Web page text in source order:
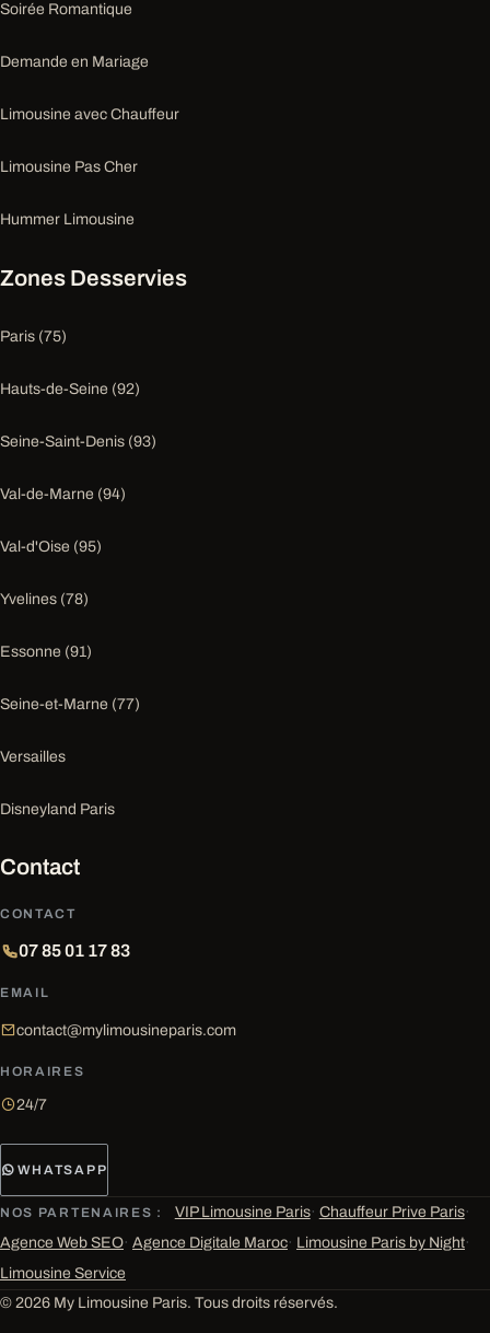
Soirée Romantique
Demande en Mariage
Limousine avec Chauffeur
Limousine Pas Cher
Hummer Limousine
Zones Desservies
Paris (75)
Hauts-de-Seine (92)
Seine-Saint-Denis (93)
Val-de-Marne (94)
Val-d'Oise (95)
Yvelines (78)
Essonne (91)
Seine-et-Marne (77)
Versailles
Disneyland Paris
Contact
CONTACT
07 85 01 17 83
EMAIL
contact@mylimousineparis.com
HORAIRES
24/7
WHATSAPP
NOS PARTENAIRES : VIP Limousine Paris· Chauffeur Prive Paris·
Agence Web SEO· Agence Digitale Maroc· Limousine Paris by Night·
Limousine Service
© 2026 My Limousine Paris. Tous droits réservés.